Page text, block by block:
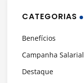
CATEGORIAS
Benefícios
Campanha Salarial
Destaque